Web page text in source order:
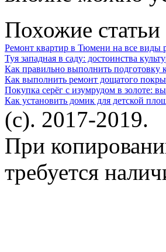
Похожие статьи
Ремонт квартир в Тюмени на все виды
Туя западная в саду: достоинства
Как правильно выполнить подготовку
Как выполнить ремонт дощатого
Покупка серёг с изумрудом в золоте:
Как установить домик для детской
(c). 2017-2019.
При
требуется